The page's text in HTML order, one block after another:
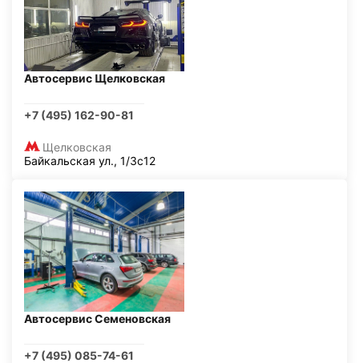
Автосервис Щелковская
+7 (495) 162-90-81
Щелковская
Байкальская ул., 1/3с12
Автосервис Семеновская
+7 (495) 085-74-61